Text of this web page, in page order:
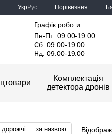
УкрРус Порівняння
Графік роботи:
Пн-Пт: 09:00-19:00
Сб: 09:00-19:00
Нд: 09:00-19:00
Комплектація
детектора дронів
дорожчі за назвою